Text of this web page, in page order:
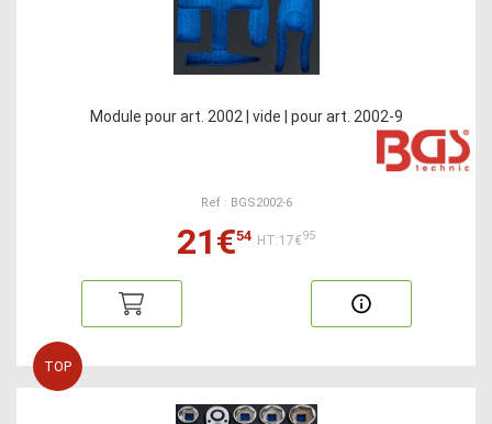
Module pour art. 2002 | vide | pour art. 2002-9
Ref : BGS2002-6
21€54 HT:17€95
TOP